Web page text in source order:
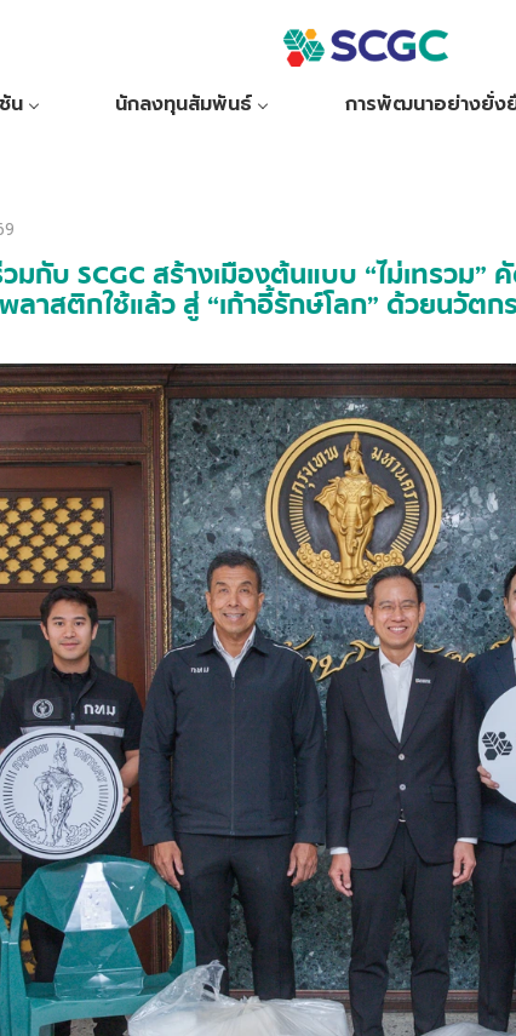
น นักลงทุนสัมพันธ์ การพัฒนาอย่างยั่ง
มกับ SCGC สร้างเมืองต้นแบบ “ไม่เทรวม
ลาสติกใช้แล้ว สู่ “เก้าอี้รักษ์โลก” ด้วยนวัตก